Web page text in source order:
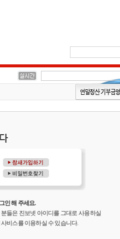
인 해 주세요.
들은 진보넷 아이디를 그대로 사용하실
비스를 이용하실 수 있습니다.